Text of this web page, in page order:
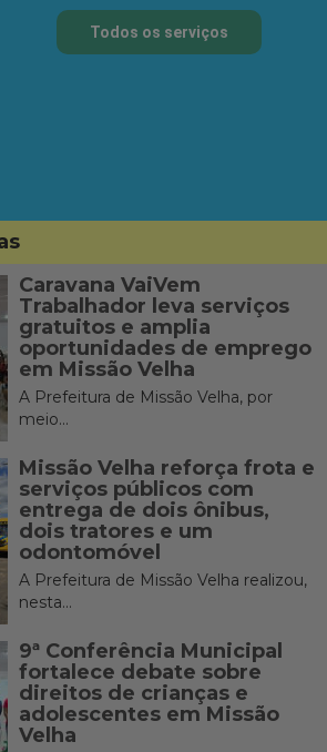
Todos os serviços
Caravana VaiVem
Trabalhador leva serviços
gratuitos e amplia
oportunidades de emprego
em Missão Velha
A Prefeitura de Missão Velha, por
meio...
Missão Velha reforça frota e
serviços públicos com
entrega de dois ônibus,
dois tratores e um
odontomóvel
A Prefeitura de Missão Velha realizou,
nesta...
9ª Conferência Municipal
fortalece debate sobre
direitos de crianças e
adolescentes em Missão
Velha